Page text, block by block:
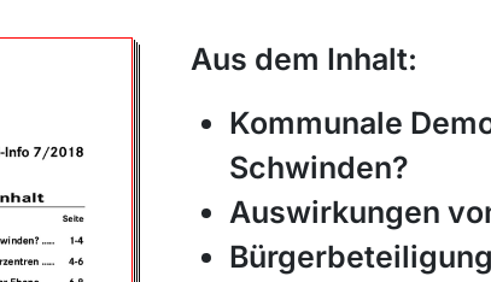
Aus dem Inhalt:
Kommunale
Schwinden?
Auswirkungen